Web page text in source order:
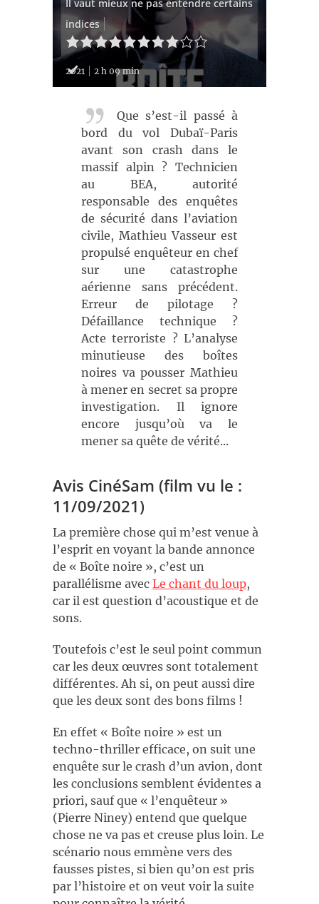
Il vaut mieux ne pas entendre certains
indices
2021 2 h 09 min
Que s’est-il passé à
bord du vol Dubaï-Paris
avant son crash dans le
massif alpin ? Technicien
au BEA, autorité
responsable des enquêtes
de sécurité dans l’aviation
civile, Mathieu Vasseur est
propulsé enquêteur en chef
sur une catastrophe
aérienne sans précédent.
Erreur de pilotage ?
Défaillance technique ?
Acte terroriste ? L’analyse
minutieuse des boîtes
noires va pousser Mathieu
à mener en secret sa propre
investigation. Il ignore
encore jusqu’où va le
mener sa quête de vérité...
Avis CinéSam (film vu le :
11/09/2021)
La première chose qui m’est venue à
l’esprit en voyant la bande annonce
de « Boîte noire », c’est un
parallélisme avec Le chant du loup,
car il est question d’acoustique et de
sons.
Toutefois c’est le seul point commun
car les deux œuvres sont totalement
différentes. Ah si, on peut aussi dire
que les deux sont des bons films !
En effet « Boîte noire » est un
techno-thriller efficace, on suit une
enquête sur le crash d’un avion, dont
les conclusions semblent évidentes a
priori, sauf que « l’enquêteur »
(Pierre Niney) entend que quelque
chose ne va pas et creuse plus loin. Le
scénario nous emmène vers des
fausses pistes, si bien qu’on est pris
par l’histoire et on veut voir la suite